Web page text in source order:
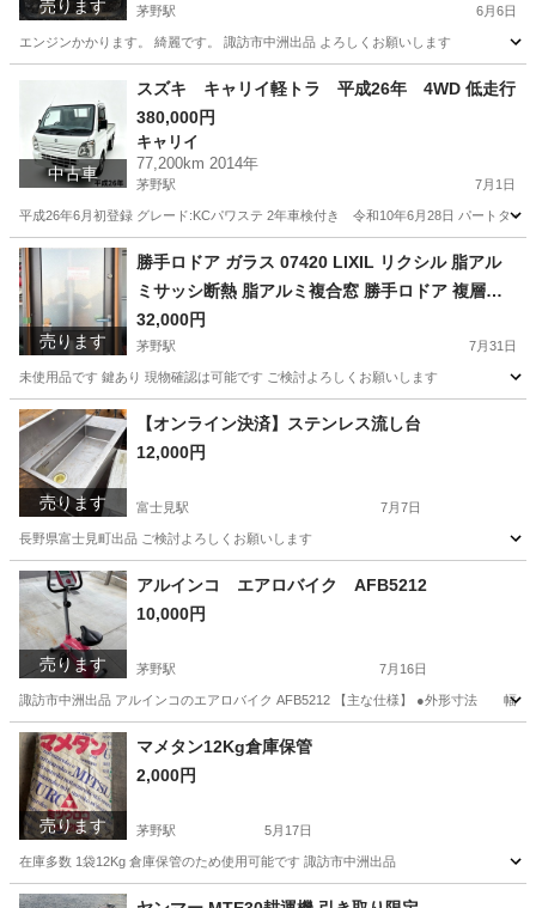
売ります 茅野駅 6月6日
エンジンかかります。 綺麗です。 諏訪市中洲出品 よろしくお願いします
茅野駅 その他 ジェネレータ
中古車
スズキ キャリイ軽トラ 平成26年 4WD 低走行
380,000円
キャリイ
77,200km 2014年
茅野駅 7月1日
平成26年6月初登録 グレード:KCパワステ 2年車検付き 令和10年6月28日 パートタ
長野 諏訪市 茅野駅 キャリイ
売ります
勝手ロドア ガラス 07420 LIXIL リクシル 脂アル
ミサッシ断熱 脂アルミ複合窓 勝手ロドア 複層ガ
ラス リフォーム DIY
32,000円
茅野駅 7月31日
未使用品です 鍵あり 現物確認は可能です ご検討よろしくお願いします
長野 諏訪市 茅野駅 その他
売ります
【オンライン決済】ステンレス流し台
12,000円
富士見駅 7月7日
長野県富士見町出品 ご検討よろしくお願いします
長野 諏訪郡 富士見駅 流し台
売ります
アルインコ エアロバイク AFB5212
10,000円
茅野駅 7月16日
諏訪市中洲出品 アルインコのエアロバイク AFB5212 【主な仕様】 ●外形寸法
長野 諏訪市 茅野駅 フィットネス、トレーニング
売ります
マメタン12Kg倉庫保管
2,000円
茅野駅 5月17日
在庫多数 1袋12Kg 倉庫保管のため使用可能です 諏訪市中洲出品
長野 諏訪市 12K